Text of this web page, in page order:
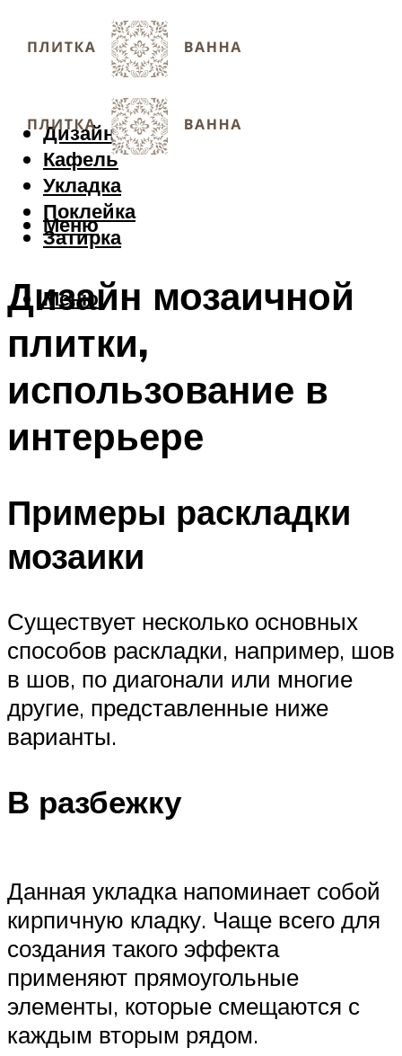
Дизайн
Кафель
Укладка
Поклейка
Затирка
Меню
Меню
Дизайн мозаичной
плитки,
использование в
интерьере
Примеры раскладки
мозаики
Существует несколько основных
способов раскладки, например, шов
в шов, по диагонали или многие
другие, представленные ниже
варианты.
В разбежку
Данная укладка напоминает собой
кирпичную кладку. Чаще всего для
создания такого эффекта
применяют прямоугольные
элементы, которые смещаются с
каждым вторым рядом.